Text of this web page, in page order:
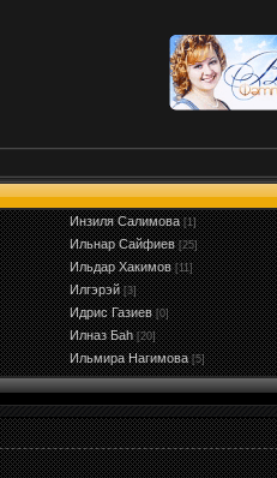
Инзиля Салимова [1]
Ильнар Сайфиев [25]
Ильдар Хакимов [11]
Илгэрэй [3]
Идрис Газиев [0]
Илназ Баh [20]
Ильмира Нагимова [5]